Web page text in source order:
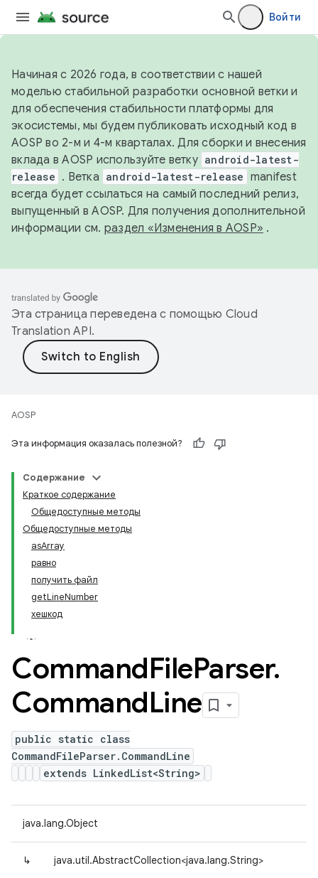
Войти
Начиная с 2026 года, в соответствии с нашей
моделью стабильной разработки основной ветки и
для обеспечения стабильности платформы для
экосистемы, мы будем публиковать исходный код в
AOSP во 2-м и 4-м кварталах. Для сборки и внесения
вклада в AOSP используйте ветку android-latest-
release . Ветка android-latest-release manifest
всегда будет ссылаться на самый последний релиз,
выпущенный в AOSP. Для получения дополнительной
информации см. раздел «Изменения в AOSP» .
Эта страница переведена с помощью Cloud
Translation API.
AOSP
Эта информация оказалась полезной?
Содержание
Краткое содержание
Общедоступные методы
Общедоступные методы
asArray
равно
получить файл
getLineNumber
хешкод
CommandFileParser.
CommandLine
public static class
CommandFileParser.CommandLine
extends LinkedList<String>
java.lang.Object
↳ java.util.AbstractCollection<java.lang.String>